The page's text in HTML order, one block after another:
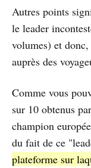
Autres points
le leader
volumes) et
auprès des
Comme vous
sur 10 obtenus
champion
du fait de ce
plateforme sur